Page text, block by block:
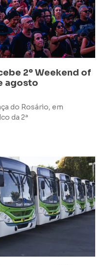
2º Weekend of
agosto
do Rosário, em
da 2ª